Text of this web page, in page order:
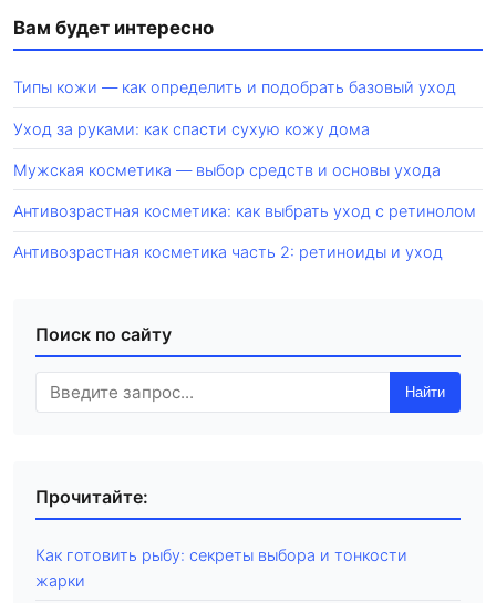
Вам будет интересно
Типы кожи — как определить и подобрать базовый уход
Уход за руками: как спасти сухую кожу дома
Мужская косметика — выбор средств и основы ухода
Антивозрастная косметика: как выбрать уход с ретинолом
Антивозрастная косметика часть 2: ретиноиды и уход
Поиск по сайту
Найти
Прочитайте:
Как готовить рыбу: секреты выбора и тонкости
жарки